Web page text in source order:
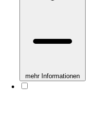
mehr Informationen